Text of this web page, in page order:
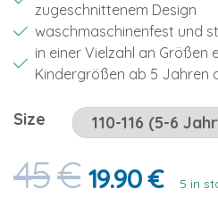
zugeschnittenem Design
waschmaschinenfest und
in einer Vielzahl an Größen
Kindergrößen ab 5 Jahren
Size
45€ 19.90 € 5 in